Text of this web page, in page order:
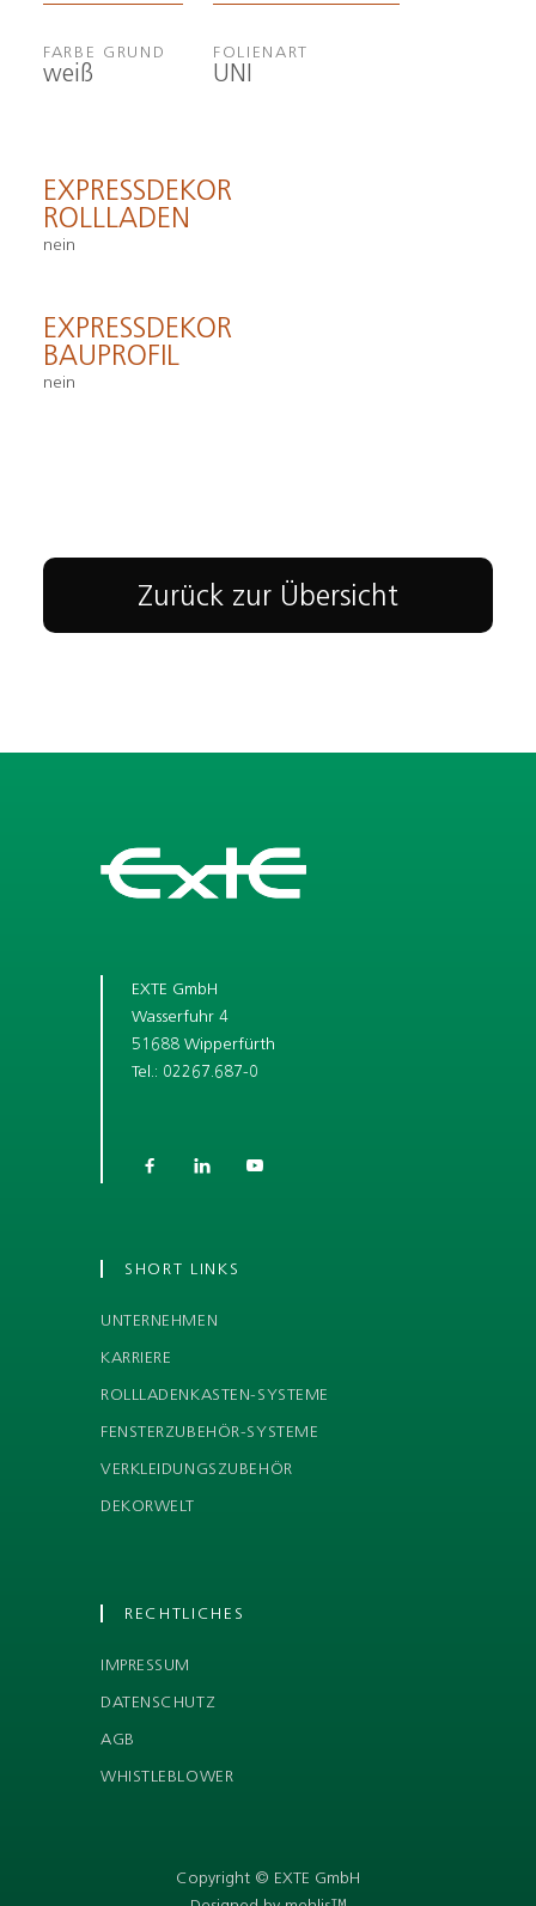
FARBE GRUND
weiß
FOLIENART
UNI
EXPRESSDEKOR
ROLLLADEN
nein
EXPRESSDEKOR
BAUPROFIL
nein
Zurück zur Übersicht
EXTE GmbH
Wasserfuhr 4
51688 Wipperfürth
Tel.: 02267.687-0
  
Copyright © EXTE GmbH
SHORT LINKS
UNTERNEHMEN
KARRIERE
ROLLLADENKASTEN-SYSTEME
FENSTERZUBEHÖR-SYSTEME
VERKLEIDUNGSZUBEHÖR
DEKORWELT
RECHTLICHES
IMPRESSUM
DATENSCHUTZ
AGB
WHISTLEBLOWER